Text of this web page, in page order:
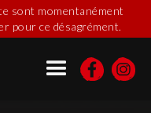
sont momentanément
pour ce désagrément.